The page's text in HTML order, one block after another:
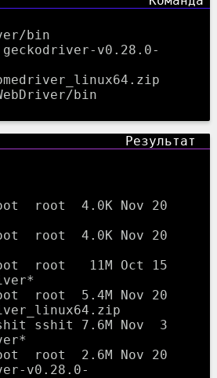
bin
v0.28.0-
bin
root  4.0K Nov 20
root  4.0K Nov 20
root   11M Oct 15
root  5.4M Nov 20
sshit 7.6M Nov  3
root  2.6M Nov 20
v0.28.0-